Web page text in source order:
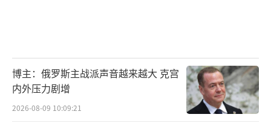
博主：俄罗斯主战派声音越来越大 克宫
内外压力剧增
2026-08-09 10:09:21